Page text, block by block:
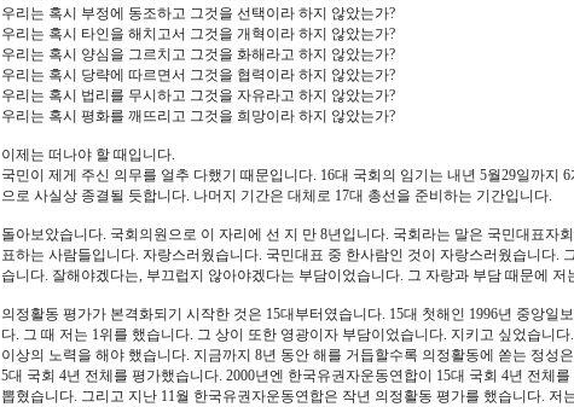
우리는 혹시 부정에 동조하고 그것을 선택이라 하지 않았는가?
우리는 혹시 타인을 해치고서 그것을 개혁이라 하지 않았는가?
우리는 혹시 양심을 그르치고 그것을 화해라고 하지 않았는가?
우리는 혹시 당략에 따르면서 그것을 협력이라 하지 않았는가?
우리는 혹시 법리를 무시하고 그것을 자유라고 하지 않았는가?
우리는 혹시 평화를 깨뜨리고 그것을 희망이라 하지 않았는가?
이제는 떠나야 할 때입니다.
국민이 제게 주신 의무를 얼추 다했기 때문입니다. 16대 국회의 임기는 내년 5월29일까지
으로 사실상 종결될 듯합니다. 나머지 기간은 대체로 17대 총선을 준비하는 기간입니다.
돌아보았습니다. 국회의원으로 이 자리에 선 지 만 8년입니다. 국회라는 말은 국민대표자
표하는 사람들입니다. 자랑스러웠습니다. 국민대표 중 한사람인 것이 자랑스러웠습니다.
습니다. 잘해야겠다는, 부끄럽지 않아야겠다는 부담이었습니다. 그 자랑과 부담 때문에 저
의정활동 평가가 본격화되기 시작한 것은 15대부터였습니다. 15대 첫해인 1996년 중앙일
다. 그 때 저는 1위를 했습니다. 그 상이 또한 영광이자 부담이었습니다. 지키고 싶었습니
이상의 노력을 해야 했습니다. 지금까지 8년 동안 해를 거듭할수록 의정활동에 쏟는 정성
5대 국회 4년 전체를 평가했습니다. 2000년엔 한국유권자운동연합이 15대 국회 4년 전체
뽑혔습니다. 그리고 지난 11월 한국유권자운동연합은 작년 의정활동 평가를 했습니다. 저